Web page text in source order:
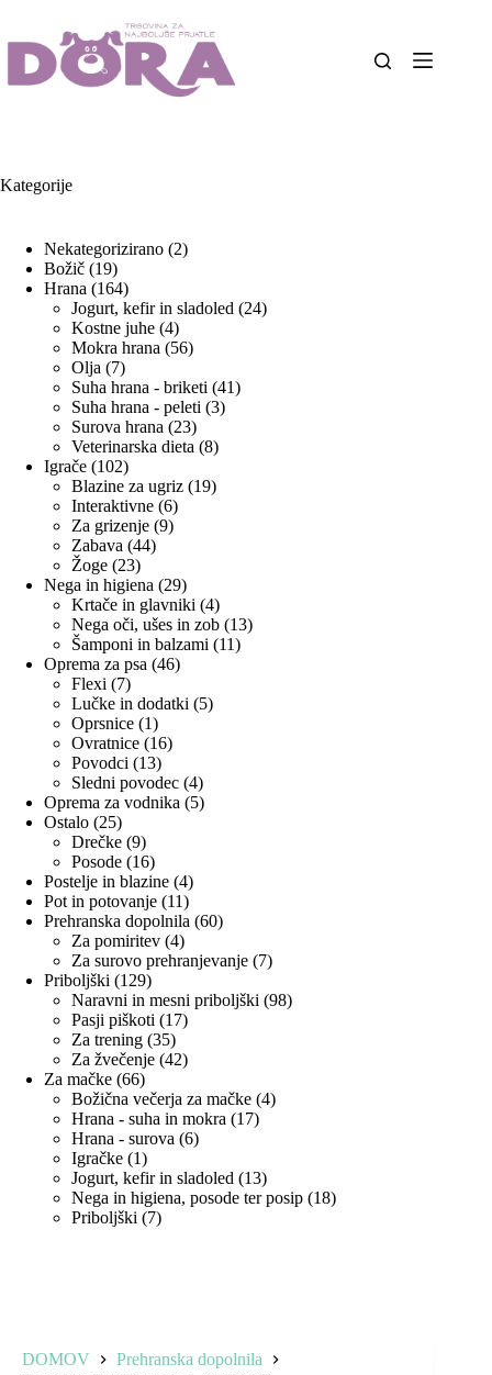
content
DOMOV
Prehranska dopolnila
Kategorije
Nekategorizirano 22
Božič 1919
izdelkov
Hrana 164164
izdelkov
Jogurt, kefir in sladoled 2424
Kostne juhe 44
izdelki
Mokra hrana 5656
Olja 77
izdelkov
Suha hrana - briketi 4141
Suha hrana - peleti 33
Surova hrana 2323
izdelkov
Veterinarska dieta 88
Igrače 102102
izdelka
Blazine za ugriz 1919
Interaktivne 66
izdelkov
Za grizenje 99
Zabava 4444
Žoge 2323
izdelkov
Nega in higiena 2929
izdelkov
Krtače in glavniki 44
izdelki
Nega oči, ušes in zob 1313
Šamponi in balzami 1111
Oprema za psa 4646
Flexi 77
izdelkov
Lučke in dodatki 55
Oprsnice 11
izdelek
Ovratnice 1616
Povodci 1313
izdelkov
Sledni povodec 44
izdelki
Oprema za vodnika 55
Ostalo 2525
izdelkov
Drečke 99
izdelkov
Posode 1616
izdelkov
Postelje in blazine 44
izdelki
Pot in potovanje 1111
izdelkov
Prehranska dopolnila 6060
Za pomiritev 44
izdelki
Za surovo prehranjevanje 77
Priboljški 129129
izdelkov
Naravni in mesni priboljški 9898
Pasji piškoti 1717
Za trening 3535
izdelkov
Za žvečenje 4242
Za mačke 6666
izdelkov
Božična večerja za mačke 44
Hrana - suha in mokra 1717
Hrana - surova 66
Igračke 11
izdelek
Jogurt, kefir in sladoled 1313
izdelkov
Nega in higiena, posode ter posip 1818
Priboljški 77